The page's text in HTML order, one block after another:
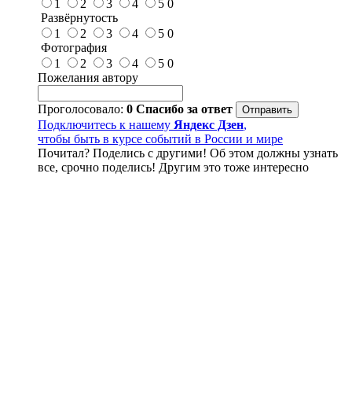
1
2 3 4 5 0
Развёрнутость
1
2 3 4 5 0
Фотография
1
2 3 4 5 0
Пожелания автору
Проголосовало: 0 Спасибо за ответ
Подключитесь к нашему Яндекс Дзен,
чтобы быть в курсе событий в России и мире
Почитал? Поделись с другими! Об этом должны узнать
все, срочно поделись! Другим это тоже интересно